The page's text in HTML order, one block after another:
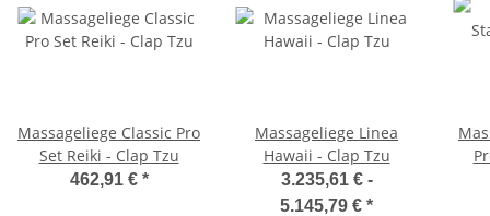
Massageliege Classic Pro
Set Reiki - Clap Tzu
462,91 € *
Massageliege Linea
Hawaii - Clap Tzu
3.235,61 € -
5.145,79 € *